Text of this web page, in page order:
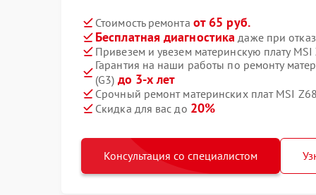
Стоимость ремонта от 65 руб.
Бесплатная диагностика даже при
Привезем и увезем материнскую плату
Гарантия на наши работы по ремонту
(G3) до 3-х лет
Срочный ремонт материнских плат MSI
Скидка для вас до 20%
Консультация со специалистом